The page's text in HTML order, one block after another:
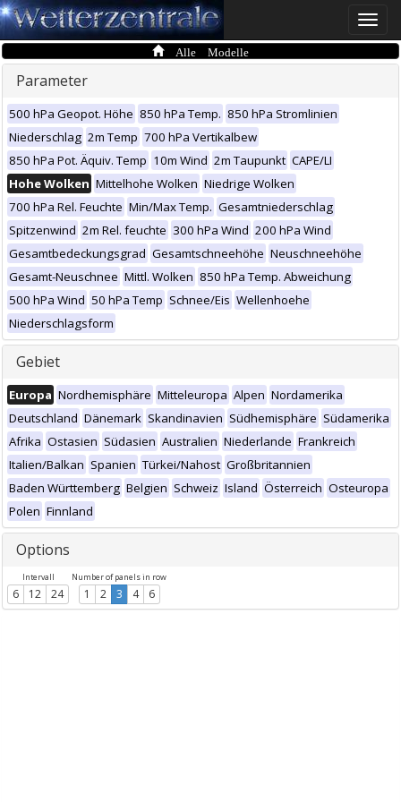
Toggle
Alle Modelle
Parameter
500 hPa Geopot. Höhe 850 hPa Temp. 850 hPa Stromlinien
Niederschlag 2m Temp 700 hPa Vertikalbew
850 hPa Pot. Äquiv. Temp 10m Wind 2m Taupunkt CAPE/LI
Hohe Wolken Mittelhohe Wolken Niedrige Wolken
700 hPa Rel. Feuchte Min/Max Temp. Gesamtniederschlag
Spitzenwind 2m Rel. feuchte 300 hPa Wind 200 hPa Wind
Gesamtbedeckungsgrad Gesamtschneehöhe Neuschneehöhe
Gesamt-Neuschnee Mittl. Wolken 850 hPa Temp. Abweichung
500 hPa Wind 50 hPa Temp Schnee/Eis Wellenhoehe
Niederschlagsform
Gebiet
Europa Nordhemisphäre Mitteleuropa Alpen Nordamerika
Deutschland Dänemark Skandinavien Südhemisphäre Südamerika
Afrika Ostasien Südasien Australien Niederlande Frankreich
Italien/Balkan Spanien Türkei/Nahost Großbritannien
Baden Württemberg Belgien Schweiz Island Österreich Osteuropa
Polen Finnland
Options
Intervall
6 12 24
Number of panels in row
1 2 3 4 6